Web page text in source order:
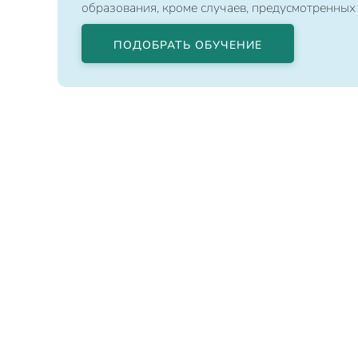
образования, кроме случаев,
ПОДОБРАТЬ ОБУЧЕНИЕ